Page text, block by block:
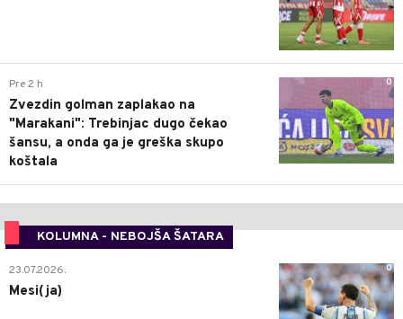
0
Pre 2 h
Zvezdin golman zaplakao na
"Marakani": Trebinjac dugo čekao
šansu, a onda ga je greška skupo
koštala
KOLUMNA - NEBOJŠA ŠATARA
0
23.07.2026.
Mesi(ja)